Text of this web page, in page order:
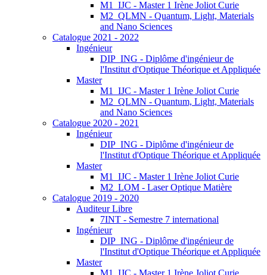
M1_IJC - Master 1 Irène Joliot Curie
M2_QLMN - Quantum, Light, Materials
and Nano Sciences
Catalogue 2021 - 2022
Ingénieur
DIP_ING - Diplôme d'ingénieur de
l'Institut d'Optique Théorique et Appliquée
Master
M1_IJC - Master 1 Irène Joliot Curie
M2_QLMN - Quantum, Light, Materials
and Nano Sciences
Catalogue 2020 - 2021
Ingénieur
DIP_ING - Diplôme d'ingénieur de
l'Institut d'Optique Théorique et Appliquée
Master
M1_IJC - Master 1 Irène Joliot Curie
M2_LOM - Laser Optique Matière
Catalogue 2019 - 2020
Auditeur Libre
7INT - Semestre 7 international
Ingénieur
DIP_ING - Diplôme d'ingénieur de
l'Institut d'Optique Théorique et Appliquée
Master
M1_IJC - Master 1 Irène Joliot Curie